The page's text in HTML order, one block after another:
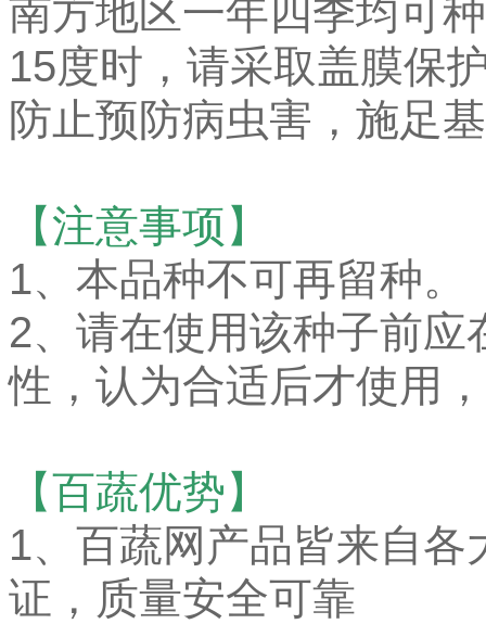
南方地区一年四季均可
15度时，请采取盖膜保
防止预防病虫害，施足
【注意事项】
1、本品种不可再留种。
2、请在使用该种子前
性，认为合适后才使用
【百蔬优势】
1、 百蔬网产品皆来自各
证，质量安全可靠